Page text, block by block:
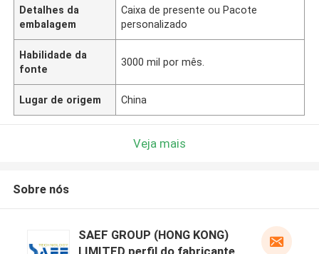
Detalhes da
embalagem
Caixa de presente ou Pacote
personalizado
Habilidade da
fonte
3000 mil por mês.
Lugar de origem China
Veja mais
Sobre nós
SAEF GROUP (HONG KONG)